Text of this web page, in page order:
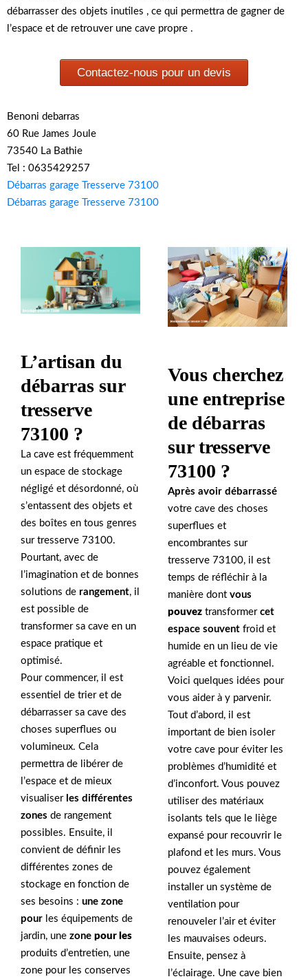
débarrasser des objets inutiles , ce qui permettra de gagner de
l’espace et de retrouver une cave propre .
Contactez-nous pour un devis
Benoni debarras
60 Rue James Joule
73540 La Bathie
Tel : 0635429257
Débarras garage Tresserve 73100
Débarras garage Tresserve 73100
L’artisan du
débarras sur
tresserve
73100 ?
La cave est fréquemment
un espace de stockage
négligé et désordonné, où
s’entassent des objets et
des boîtes en tous genres
sur tresserve 73100.
Pourtant, avec de
l’imagination et de bonnes
solutions de rangement, il
est possible de
transformer sa cave en un
espace pratique et
optimisé.
Pour commencer, il est
essentiel de trier et de
débarrasser sa cave des
choses superflues ou
volumineux. Cela
permettra de libérer de
l’espace et de mieux
visualiser les différentes
zones de rangement
possibles. Ensuite, il
convient de définir les
différentes zones de
stockage en fonction de
ses besoins : une zone
pour les équipements de
jardin, une zone pour les
produits d’entretien, une
zone pour les conserves
Vous cherchez
une entreprise
de débarras
sur tresserve
73100 ?
Après avoir débarrassé
votre cave des choses
superflues et
encombrantes sur
tresserve 73100, il est
temps de réfléchir à la
manière dont vous
pouvez transformer cet
espace souvent froid et
humide en un lieu de vie
agréable et fonctionnel.
Voici quelques idées pour
vous aider à y parvenir.
Tout d’abord, il est
important de bien isoler
votre cave pour éviter les
problèmes d’humidité et
d’inconfort. Vous pouvez
utiliser des matériaux
isolants tels que le liège
expansé pour recouvrir le
plafond et les murs. Vous
pouvez également
installer un système de
ventilation pour
renouveler l’air et éviter
les mauvaises odeurs.
Ensuite, pensez à
l’éclairage. Une cave bien